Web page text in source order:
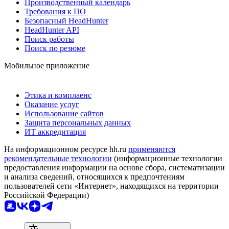
Производственный календарь
Требования к ПО
Безопасный HeadHunter
HeadHunter API
Поиск работы
Поиск по резюме
Мобильное приложение
Этика и комплаенс
Оказание услуг
Использование сайтов
Защита персональных данных
ИТ аккредитация
На информационном ресурсе hh.ru применяются
рекомендательные технологии (информационные технологии
предоставления информации на основе сбора, систематизации
и анализа сведений, относящихся к предпочтениям
пользователей сети «Интернет», находящихся на территории
Российской Федерации)